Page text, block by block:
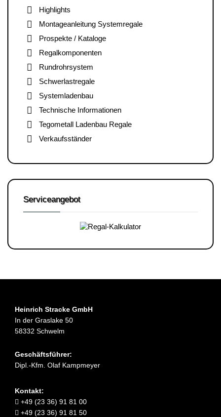
Highlights
Montageanleitung Systemregale
Prospekte / Kataloge
Regalkomponenten
Rundrohrsystem
Schwerlastregale
Systemladenbau
Technische Informationen
Tegometall Ladenbau Regale
Verkaufsständer
Serviceangebot
Heinrich Stracke GmbH
In der Graslake 50
58332 Schwelm
Geschäftsführer:
Dipl.-Kfm. Olaf Kampmeyer
Kontakt:
+49 (23 36) 91 81 00
+49 (23 36) 91 81 50